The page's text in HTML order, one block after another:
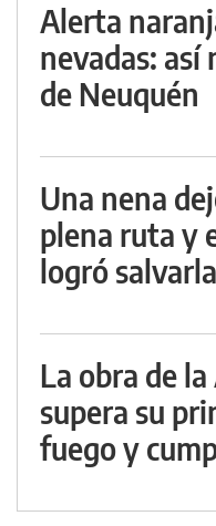
Alerta
nevadas: así
de Neuquén
Una nena
plena ruta y
logró salvarla
La obra de
supera su
fuego y